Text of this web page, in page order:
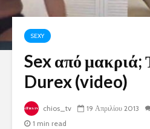
SEXY
Sex από μακριά;
Durex (video)
chios_tv 19 Απριλίου 2013
1 min read